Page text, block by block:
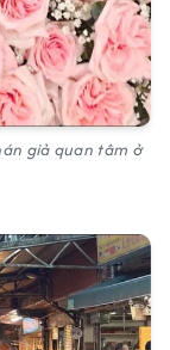
giả quan tâm ở